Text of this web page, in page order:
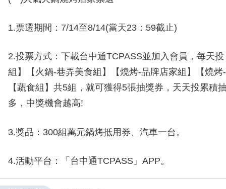
1.票選期間：7/14至8/14(當天23：59截止)
2.投票方式：下載台中通TCPASS並加入會員，每天
組】【火鍋-巷弄美食組】【燒烤-品牌店家組】【燒烤
【蔬食組】共5組，就可獲得5張抽獎券，天天投累積
多，中獎機會越高!
3.獎品：300組萬元鍋烤抵用券、汽車一台。
4.活動平台：「台中通TCPASS」APP。